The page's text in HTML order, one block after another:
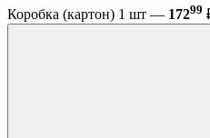
Коробка (картон) 1 шт — 17299